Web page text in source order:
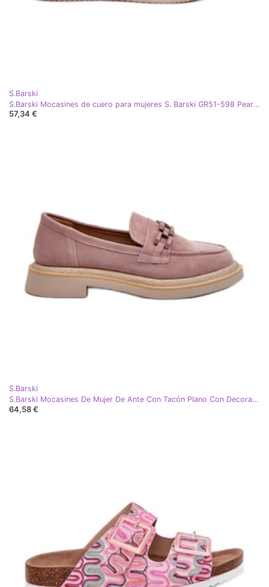
S.Barski
S.Barski Mocasines de cuero para mujeres S. Barski GR51-598 Pearl Pink rosa
57,34 €
S.Barski
S.Barski Mocasines De Mujer De Ante Con Tacón Plano Con Decoración D&amp;A TW101 Dirty Pink rosa
64,58 €